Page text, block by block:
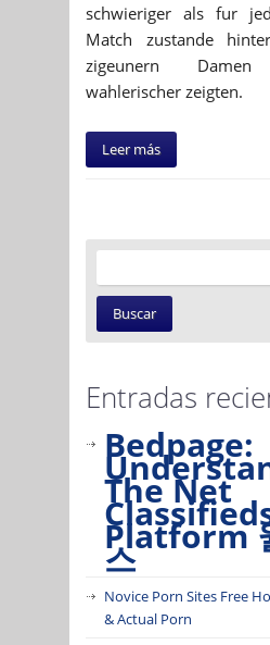
schwieriger als fur
Match zustande
zigeunern Damen
wahlerischer zeigten.
Leer más
Entradas
Bedpage:
The Net
Platform
스
Novice Porn Sites Free
& Actual Porn